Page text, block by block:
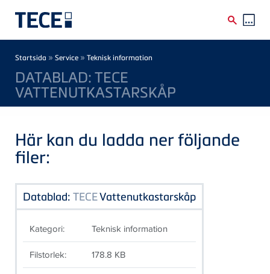
Breadcrumb
Startsida » Service » Teknisk information
DATABLAD: TECE
VATTENUTKASTARSKÅP
Här kan du ladda ner följande
filer:
Datablad: TECEVattenutkastarskåp
Kategori: Teknisk information
Filstorlek: 178.8 KB